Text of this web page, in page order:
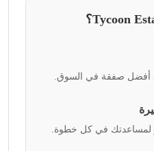
صفقة في السوق.
لمساعدتك في كل خطوة.